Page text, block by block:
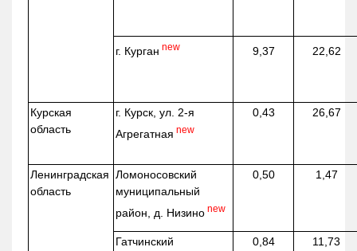
г. Курган new 9,37 22,62
Курская
область
г. Курск, ул. 2-я
Агрегатная new
0,43 26,67
Ленинградская
область
Ломоносовский
муниципальный
район, д. Низино new
0,50 1,47
Гатчинский
0,84 11,73